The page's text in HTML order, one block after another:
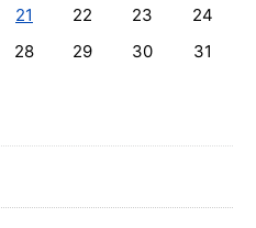
21 22 23
24
28 29 30 31